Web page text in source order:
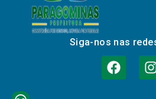
Siga-nos nas